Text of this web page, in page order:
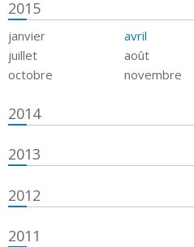
2015
janvier avril
juillet
août
octobre
novembre
2014
2013
2012
2011